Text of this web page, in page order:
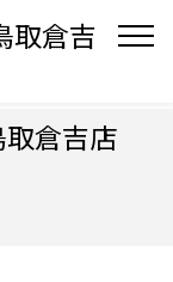
取倉吉
倉吉店